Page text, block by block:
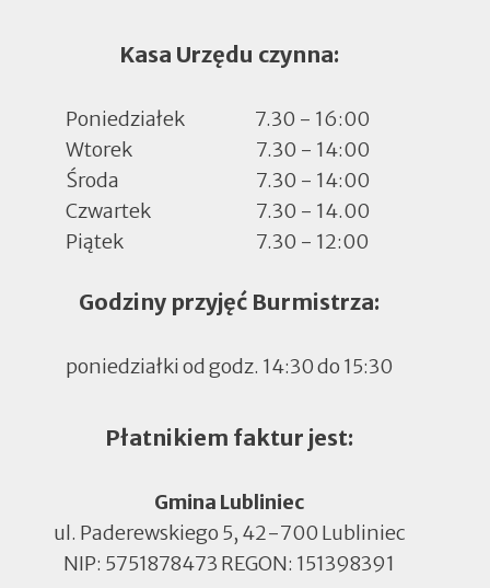
Kasa Urzędu czynna:
Poniedziałek
7.30 - 16:00
Wtorek
7.30 - 14:00
Środa
7.30 - 14:00
Czwartek
7.30 - 14.00
Piątek
7.30 - 12:00
Godziny przyjęć Burmistrza:
poniedziałki od godz. 14:30 do 15:30
Płatnikiem faktur jest:
Gmina Lubliniec
ul. Paderewskiego 5, 42-700 Lubliniec
NIP: 5751878473 REGON: 151398391